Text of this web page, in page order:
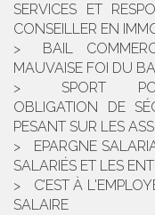
SERVICES ET
CONSEILLER EN
BAIL
MAUVAISE FOI DU
SPORT
OBLIGATION DE
PESANT SUR LES
EPARGNE
SALARIÉS ET LES
C’EST À
SALAIRE